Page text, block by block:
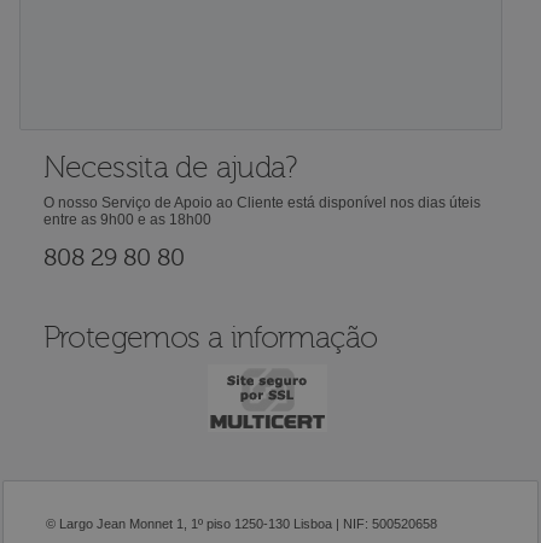
Necessita de ajuda?
O nosso Serviço de Apoio ao Cliente está disponível nos dias úteis
entre as 9h00 e as 18h00
808 29 80 80
Protegemos a informação
© Largo Jean Monnet 1, 1º piso 1250-130 Lisboa | NIF: 500520658